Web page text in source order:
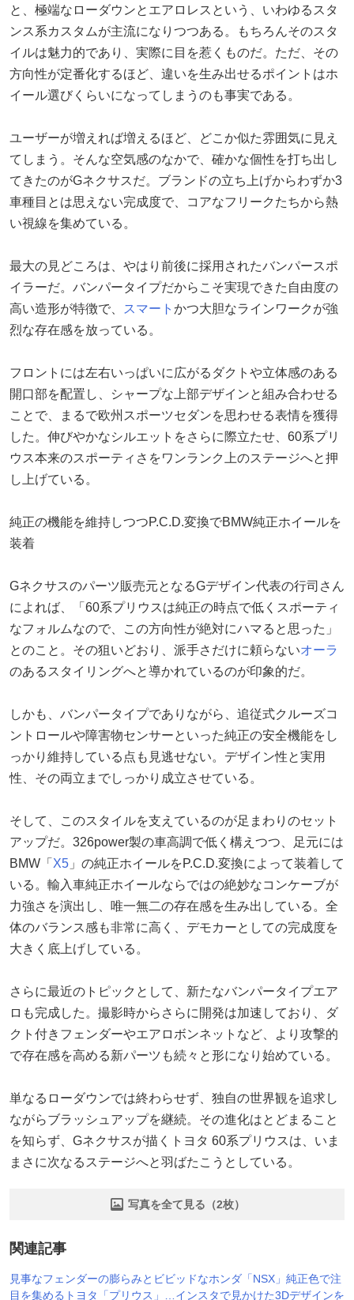
と、極端なローダウンとエアロレスという、いわゆるスタ
ンス系カスタムが主流になりつつある。もちろんそのスタ
イルは魅力的であり、実際に目を惹くものだ。ただ、その
方向性が定番化するほど、違いを生み出せるポイントはホ
イール選びくらいになってしまうのも事実である。
ユーザーが増えれば増えるほど、どこか似た雰囲気に見え
てしまう。そんな空気感のなかで、確かな個性を打ち出し
てきたのがGネクサスだ。ブランドの立ち上げからわずか3
車種目とは思えない完成度で、コアなフリークたちから熱
い視線を集めている。
最大の見どころは、やはり前後に採用されたバンパースポ
イラーだ。バンパータイプだからこそ実現できた自由度の
高い造形が特徴で、
スマート かつ大胆なラインワークが強
烈な存在感を放っている。
フロントには左右いっぱいに広がるダクトや立体感のある
開口部を配置し、シャープな上部デザインと組み合わせる
ことで、まるで欧州スポーツセダンを思わせる表情を獲得
した。伸びやかなシルエットをさらに際立たせ、60系プリ
ウス本来のスポーティさをワンランク上のステージへと押
し上げている。
純正の機能を維持しつつP.C.D.変換でBMW純正ホイールを
装着
Gネクサスのパーツ販売元となるGデザイン代表の行司さん
によれば、「60系プリウスは純正の時点で低くスポーティ
なフォルムなので、この方向性が絶対にハマると思った」
とのこと。その狙いどおり、派手さだけに頼らないオーラ
のあるスタイリングへと導かれているのが印象的だ。
しかも、バンパータイプでありながら、追従式クルーズコ
ントロールや障害物センサーといった純正の安全機能をし
っかり維持している点も見逃せない。デザイン性と実用
性、その両立までしっかり成立させている。
そして、このスタイルを支えているのが足まわりのセット
アップだ。326power製の車高調で低く構えつつ、足元には
BMW「 X5 」の純正ホイールをP.C.D.変換によって装着して
いる。輸入車純正ホイールならではの絶妙なコンケーブが
力強さを演出し、唯一無二の存在感を生み出している。全
体のバランス感も非常に高く、デモカーとしての完成度を
大きく底上げしている。
さらに最近のトピックとして、新たなバンパータイプエア
ロも完成した。撮影時からさらに開発は加速しており、ダ
クト付きフェンダーやエアロボンネットなど、より攻撃的
で存在感を高める新パーツも続々と形になり始めている。
単なるローダウンでは終わらせず、独自の世界観を追求し
ながらブラッシュアップを継続。その進化はとどまること
を知らず、Gネクサスが描くトヨタ 60系プリウスは、いま
まさに次なるステージへと羽ばたこうとしている。
写真を全て見る（2枚）
関連記事
見事なフェンダーの膨らみとビビッドなホンダ「NSX」純正色で注
目を集めるトヨタ「プリウス」…インスタで見かけた3Dデザインを